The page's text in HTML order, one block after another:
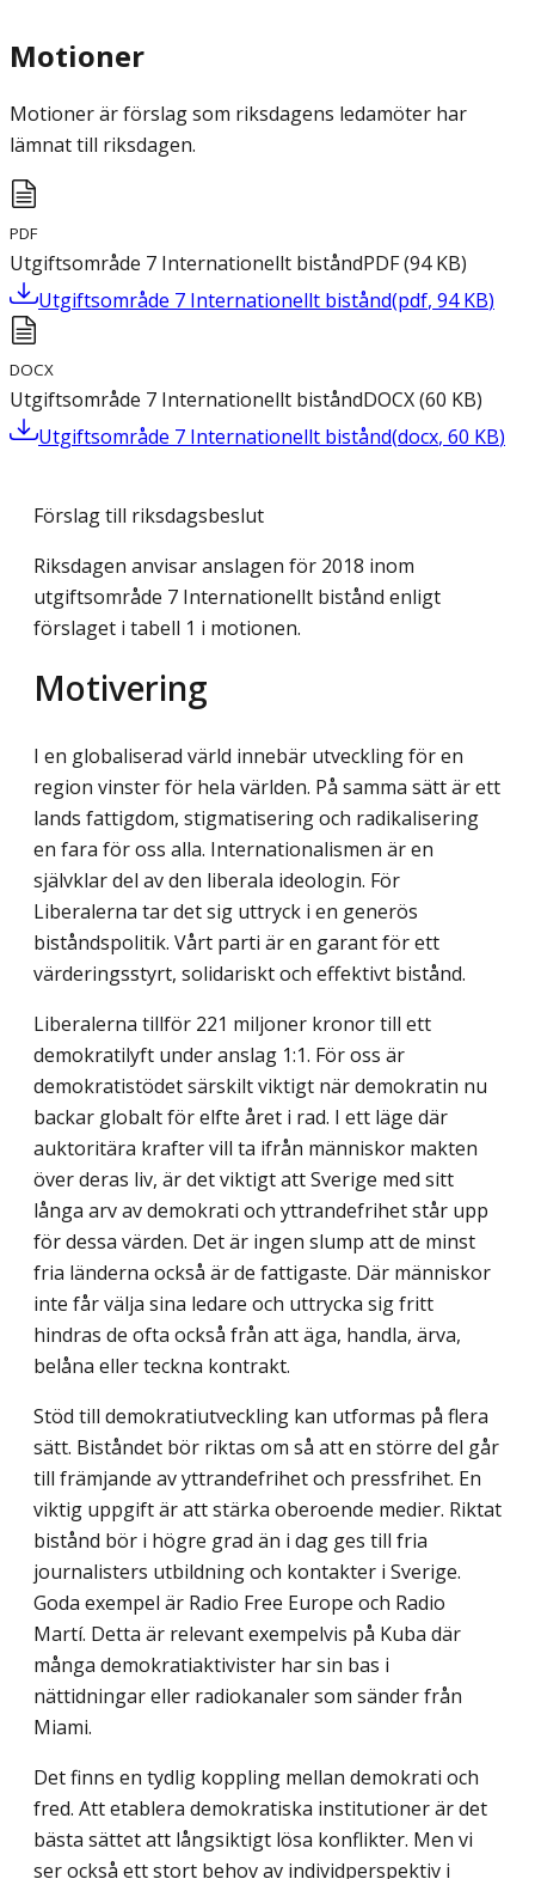
Motioner
Motioner är förslag som riksdagens ledamöter har
lämnat till riksdagen.
PDF
Utgiftsområde 7 Internationellt biståndPDF(94 KB)
Utgiftsområde 7 Internationellt bistånd(pdf, 94 KB)
DOCX
Utgiftsområde 7 Internationellt biståndDOCX(60 KB)
Utgiftsområde 7 Internationellt bistånd(docx, 60 KB)
Förslag till riksdagsbeslut
Riksdagen anvisar anslagen för 2018 inom
utgiftsområde 7 Internationellt bistånd enligt
förslaget i tabell 1 i motionen.
Motivering
I en globaliserad värld innebär utveckling för en
region vinster för hela världen. På samma sätt är ett
lands fattigdom, stigmatisering och radikalisering
en fara för oss alla. Internationalismen är en
självklar del av den liberala ideologin. För
Liberalerna tar det sig uttryck i en generös
biståndspolitik. Vårt parti är en garant för ett
värderingsstyrt, solidariskt och effektivt bistånd.
Liberalerna tillför 221 miljoner kronor till ett
demokratilyft under anslag 1:1. För oss är
demokratistödet särskilt viktigt när demokratin nu
backar globalt för elfte året i rad. I ett läge där
auktoritära krafter vill ta ifrån människor makten
över deras liv, är det viktigt att Sverige med sitt
långa arv av demokrati och yttrandefrihet står upp
för dessa värden. Det är ingen slump att de minst
fria länderna också är de fattigaste. Där människor
inte får välja sina ledare och uttrycka sig fritt
hindras de ofta också från att äga, handla, ärva,
belåna eller teckna kontrakt.
Stöd till demokratiutveckling kan utformas på flera
sätt. Biståndet bör riktas om så att en större del går
till främjande av yttrandefrihet och pressfrihet. En
viktig uppgift är att stärka oberoende medier. Riktat
bistånd bör i högre grad än i dag ges till fria
journalisters utbildning och kontakter i Sverige.
Goda exempel är Radio Free Europe och Radio
Martí. Detta är relevant exempelvis på Kuba där
många demokratiaktivister har sin bas i
nättidningar eller radiokanaler som sänder från
Miami.
Det finns en tydlig koppling mellan demokrati och
fred. Att etablera demokratiska institutioner är det
bästa sättet att långsiktigt lösa konflikter. Men vi
ser också ett stort behov av individperspektiv i